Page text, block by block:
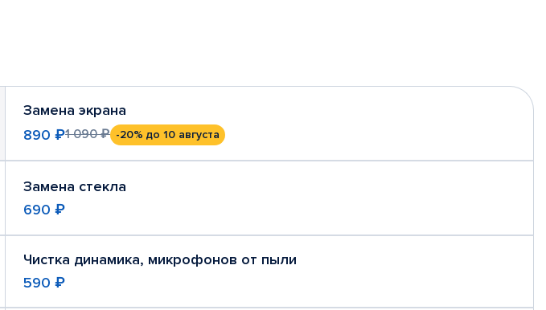
Замена экрана
890 ₽1 090 ₽ -20% до 10 августа
Замена стекла
690 ₽
Чистка динамика, микрофонов от пыли
590 ₽